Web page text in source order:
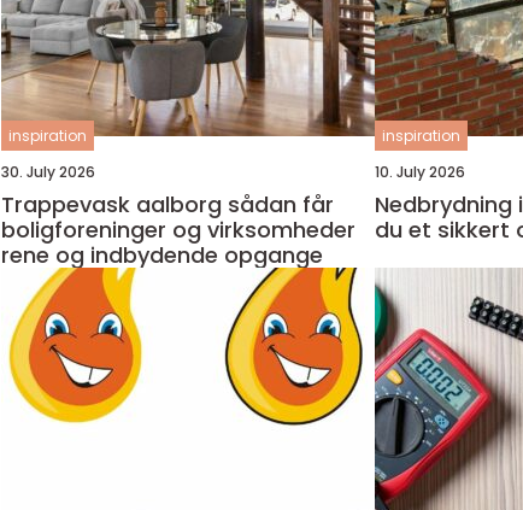
inspiration
30. July 2026
Trappevask aalborg sådan får
boligforeninger og virksomheder
rene og indbydende opgange
inspiration
10. July 2026
Nedbrydning
du et sikkert